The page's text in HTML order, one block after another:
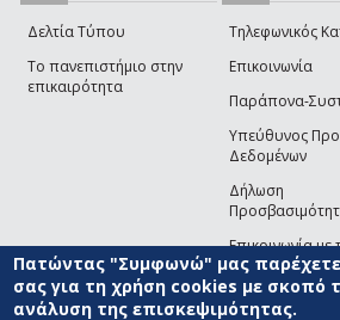
Δελτία Τύπου
Το πανεπιστήμιο στην
επικαιρότητα
Τηλεφωνικός
Επικοινωνία
Παράπονα-
Υπεύθυνος
Δεδομένων
Δήλωση
Επικοινωνία
Ανάπτυξης του
© ΠΑΝΕΠΙΣΤΗΜΙΟ ΑΙΓΑΙΟΥ ΟΡΟΙ ΧΡΗΣΗΣ
Πατώντας "Συμφωνώ" μας
σας για τη χρήση cookies με σκοπό
ανάλυση της επισκεψιμότητας.